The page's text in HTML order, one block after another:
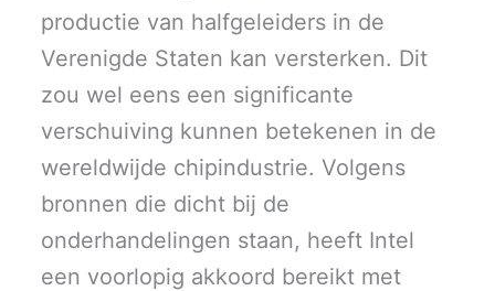
productie van halfgeleiders in de
Verenigde Staten kan versterken. Dit
zou wel eens een significante
verschuiving kunnen betekenen in de
wereldwijde chipindustrie. Volgens
bronnen die dicht bij de
onderhandelingen staan, heeft Intel
een voorlopig akkoord bereikt met